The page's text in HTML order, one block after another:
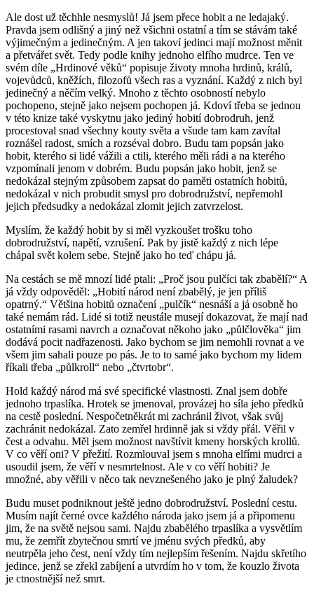
Ale dost už těchhle nesmyslů! Já jsem přece hobit a ne ledajaký.
Pravda jsem odlišný a jiný než všichni ostatní a tím se stávám také
výjimečným a jedinečným. A jen takoví jedinci mají možnost měnit
a přetvářet svět. Tedy podle knihy jednoho elfího mudrce. Ten ve
svém díle „Hrdinové věků“ popisuje životy mnoha hrdinů, králů,
vojevůdců, kněžích, filozofů všech ras a vyznání. Každý z nich byl
jedinečný a něčím velký. Mnoho z těchto osobností nebylo
pochopeno, stejně jako nejsem pochopen já. Kdoví třeba se jednou
v této knize také vyskytnu jako jediný hobití dobrodruh, jenž
procestoval snad všechny kouty světa a všude tam kam zavítal
roznášel radost, smích a rozséval dobro. Budu tam popsán jako
hobit, kterého si lidé vážili a ctili, kterého měli rádi a na kterého
vzpomínali jenom v dobrém. Budu popsán jako hobit, jenž se
nedokázal stejným způsobem zapsat do paměti ostatních hobitů,
nedokázal v nich probudit smysl pro dobrodružství, nepřemohl
jejich předsudky a nedokázal zlomit jejich zatvrzelost.
Myslím, že každý hobit by si měl vyzkoušet trošku toho
dobrodružství, napětí, vzrušení. Pak by jistě každý z nich lépe
chápal svět kolem sebe. Stejně jako ho teď chápu já.
Na cestách se mě mnozí lidé ptali: „Proč jsou pulčíci tak zbabělí?“ A
já vždy odpověděl: „Hobití národ není zbabělý, je jen příliš
opatrný.“ Většina hobitů označení „pulčík“ nesnáší a já osobně ho
také nemám rád. Lidé si totiž neustále musejí dokazovat, že mají nad
ostatními rasami navrch a označovat někoho jako „půlčlověka“ jim
dodává pocit nadřazenosti. Jako bychom se jim nemohli rovnat a ve
všem jim sahali pouze po pás. Je to to samé jako bychom my lidem
říkali třeba „půlkroll“ nebo „čtvrtobr“.
Hold každý národ má své specifické vlastnosti. Znal jsem dobře
jednoho trpaslíka. Hrotek se jmenoval, provázej ho síla jeho předků
na cestě poslední. Nespočetněkrát mi zachránil život, však svůj
zachránit nedokázal. Zato zemřel hrdinně jak si vždy přál. Věřil v
čest a odvahu. Měl jsem možnost navštívit kmeny horských krollů.
V co věří oni? V přežití. Rozmlouval jsem s mnoha elfími mudrci a
usoudil jsem, že věří v nesmrtelnost. Ale v co věří hobiti? Je
množné, aby věřili v něco tak nevznešeného jako je plný žaludek?
Budu muset podniknout ještě jedno dobrodružství. Poslední cestu.
Musím najít černé ovce každého národa jako jsem já a připomenu
jim, že na světě nejsou sami. Najdu zbabělého trpaslíka a vysvětlím
mu, že zemřít zbytečnou smrtí ve jménu svých předků, aby
neutrpěla jeho čest, není vždy tím nejlepším řešením. Najdu skřetího
jedince, jenž se zřekl zabíjení a utvrdím ho v tom, že kouzlo života
je ctnostnější než smrt.